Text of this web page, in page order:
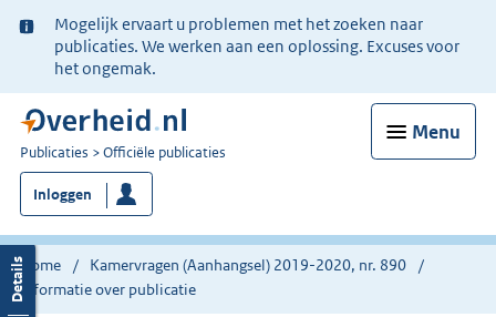
Ter
informatie:
Mogelijk ervaart u problemen met het zoeken naar
publicaties. We werken aan een oplossing. Excuses voor
het ongemak.
Menu
U
bent
nu
hier:
Publicaties Officiële publicaties
Inloggen
Home
Kamervragen (Aanhangsel) 2019-2020, nr. 890
Informatie over publicatie